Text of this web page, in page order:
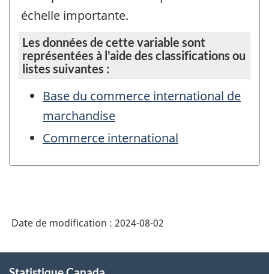
échelle importante.
Les données de cette variable sont
représentées à l'aide des classifications ou
listes suivantes :
Base du commerce international de
marchandise
Commerce international
Date de modification : 2024-08-02